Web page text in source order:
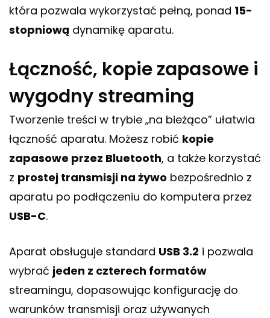
która pozwala wykorzystać pełną, ponad 15-
stopniową dynamikę aparatu.
Łączność, kopie zapasowe i
wygodny streaming
Tworzenie treści w trybie „na bieżąco” ułatwia
łączność aparatu. Możesz robić kopie
zapasowe przez Bluetooth, a także korzystać
z prostej transmisji na żywo bezpośrednio z
aparatu po podłączeniu do komputera przez
USB-C.
Aparat obsługuje standard USB 3.2 i pozwala
wybrać jeden z czterech formatów
streamingu, dopasowując konfigurację do
warunków transmisji oraz używanych